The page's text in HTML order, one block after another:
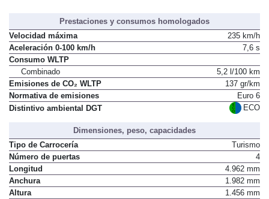
Prestaciones y consumos homologados
Velocidad máxima
235 km/h
Aceleración 0-100 km/h
7,6 s
Consumo WLTP
Combinado
5,2 l/100 km
Emisiones de CO₂ WLTP
137 gr/km
Normativa de emisiones
Euro 6
Distintivo ambiental DGT
ECO
Dimensiones, peso, capacidades
Tipo de Carrocería
Turismo
Número de puertas
4
Longitud
4.962 mm
Anchura
1.982 mm
Altura
1.456 mm